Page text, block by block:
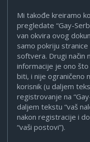
Mi takođe kreiramo
pregledate “Gay-
van okvira ovog
samo pokriju
softvera. Drugi način
informacije je ono
biti, i nije ograničeno
korisnik (u daljem
registrovanje na
daljem tekstu “vaš
nakon registracije i
“vaši postovi”).